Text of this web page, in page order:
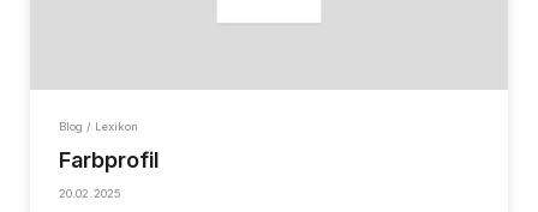
Blog / Lexikon
Farbprofil
20.02.2025